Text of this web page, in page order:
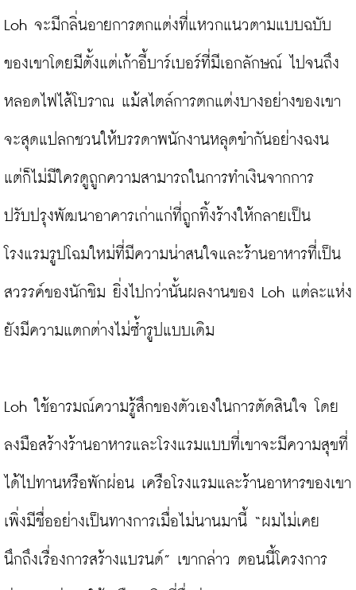
Loh จะมีกลิ่นอายการตกแต่งที่แหวกแนวตามแบบฉบับ
ของเขาโดยมีตั้งแต่เก้าอี้บาร์เบอร์ที่มีเอกลักษณ์ ไปจนถึง
หลอดไฟไส้โบราณ แม้สไตล์การตกแต่งบางอย่างของเขา
จะสุดแปลกชวนให้บรรดาพนักงานหลุดขำกันอย่างฉงน
แต่ก็ไม่มีใครดูถูกความสามารถในการทำเงินจากการ
ปรับปรุงพัฒนาอาคารเก่าแก่ที่ถูกทิ้งร้างให้กลายเป็น
โรงแรมรูปโฉมใหม่ที่มีความน่าสนใจและร้านอาหารที่เป็น
สวรรค์ของนักชิม ยิ่งไปกว่านั้นผลงานของ Loh แต่ละแห่ง
ยังมีความแตกต่างไม่ซ้ำรูปแบบเดิม
Loh ใช้อารมณ์ความรู้สึกของตัวเองในการตัดสินใจ โดย
ลงมือสร้างร้านอาหารและโรงแรมแบบที่เขาจะมีความสุขที่
ได้ไปทานหรือพักผ่อน เครือโรงแรมและร้านอาหารของเขา
เพิ่งมีชื่ออย่างเป็นทางการเมื่อไม่นานมานี้ “ผมไม่เคย
นึกถึงเรื่องการสร้างแบรนด์” เขากล่าว ตอนนี้โครงการ